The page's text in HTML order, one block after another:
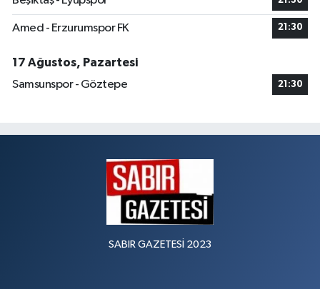
Amed - Erzurumspor FK 21:30
17 Ağustos, Pazartesi
Samsunspor - Göztepe
21:30
SABIR GAZETESİ 2023